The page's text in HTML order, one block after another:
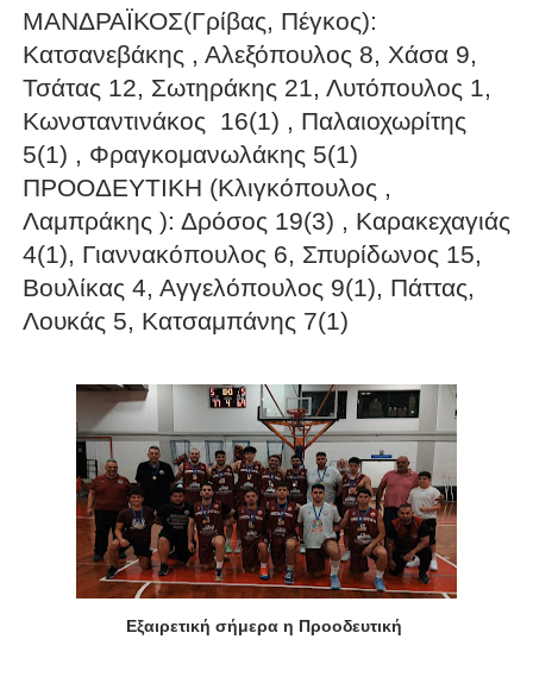
ΜΑΝΔΡΑΪΚΟΣ(Γρίβας, Πέγκος):
Κατσανεβάκης , Αλεξόπουλος 8, Χάσα 9,
Τσάτας 12, Σωτηράκης 21, Λυτόπουλος 1,
Κωνσταντινάκος 16(1) , Παλαιοχωρίτης
5(1) , Φραγκομανωλάκης 5(1)
ΠΡΟΟΔΕΥΤΙΚΗ (Κλιγκόπουλος ,
Λαμπράκης ): Δρόσος 19(3) , Καρακεχαγιάς
4(1), Γιαννακόπουλος 6, Σπυρίδωνος 15,
Βουλίκας 4, Αγγελόπουλος 9(1), Πάττας,
Λουκάς 5, Κατσαμπάνης 7(1)
Εξαιρετική σήμερα η Προοδευτική